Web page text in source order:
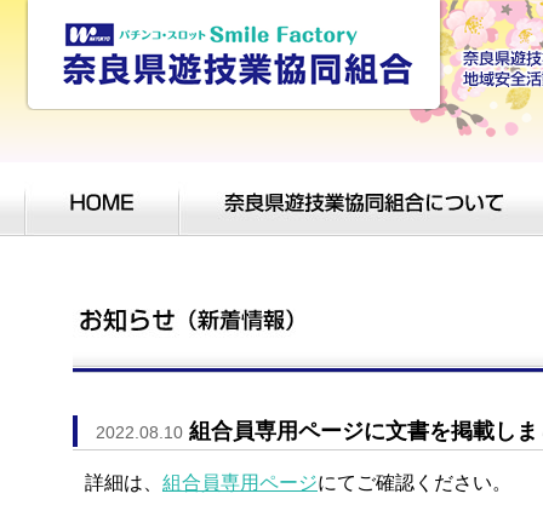
2022.08.10 組合員専用ページに文書を掲載しま
詳細は、 組合員専用ページにてご確認ください。